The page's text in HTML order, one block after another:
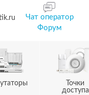
Чат оператор
Форум
Точки
доступа